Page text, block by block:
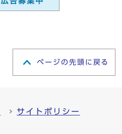
ページの先頭に戻る
サイトポリシー